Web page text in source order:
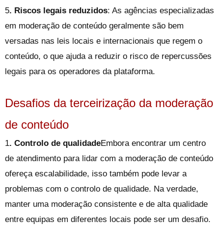
5. Riscos legais reduzidos: As agências especializadas
em moderação de conteúdo geralmente são bem
versadas nas leis locais e internacionais que regem o
conteúdo, o que ajuda a reduzir o risco de repercussões
legais para os operadores da plataforma.
Desafios da terceirização da moderação
de conteúdo
1. Controlo de qualidadeEmbora encontrar um centro
de atendimento para lidar com a moderação de conteúdo
ofereça escalabilidade, isso também pode levar a
problemas com o controlo de qualidade. Na verdade,
manter uma moderação consistente e de alta qualidade
entre equipas em diferentes locais pode ser um desafio.